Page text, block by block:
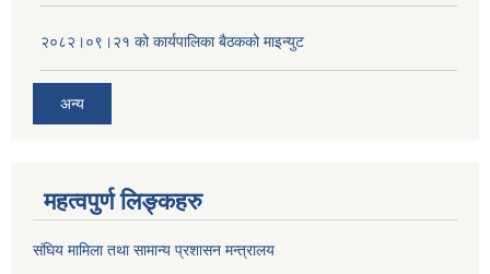
२०८२।०९।२१ को कार्यपालिका बैठकको माइन्युट
अन्य
महत्वपुर्ण लिङ्कहरु
संघिय मामिला तथा सामान्य प्रशासन मन्त्रालय